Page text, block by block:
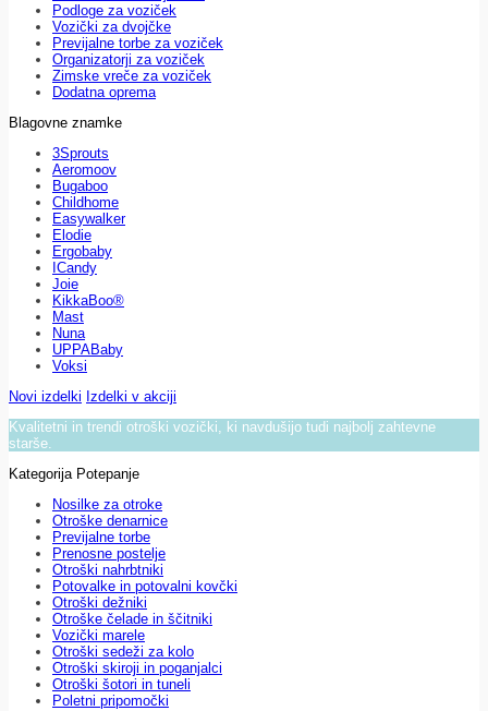
Podloge za voziček
Vozički za dvojčke
Previjalne torbe za voziček
Organizatorji za voziček
Zimske vreče za voziček
Dodatna oprema
Blagovne znamke
3Sprouts
Aeromoov
Bugaboo
Childhome
Easywalker
Elodie
Ergobaby
ICandy
Joie
KikkaBoo®
Mast
Nuna
UPPABaby
Voksi
Novi izdelki Izdelki v akciji
Kvalitetni in trendi otroški vozički, ki navdušijo tudi najbolj zahtevne
starše.
Kategorija Potepanje
Nosilke za otroke
Otroške denarnice
Previjalne torbe
Prenosne postelje
Otroški nahrbtniki
Potovalke in potovalni kovčki
Otroški dežniki
Otroške čelade in ščitniki
Vozički marele
Otroški sedeži za kolo
Otroški skiroji in poganjalci
Otroški šotori in tuneli
Poletni pripomočki